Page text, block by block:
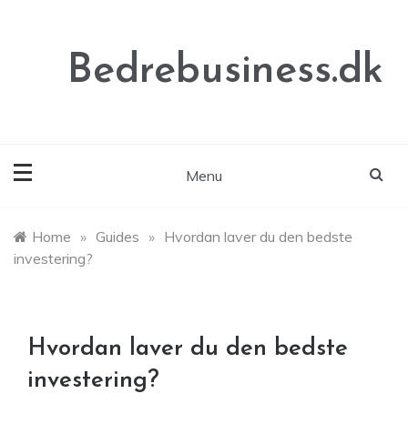
Bedrebusiness.dk
Menu
Home » Guides » Hvordan laver du den bedste
investering?
Hvordan laver du den bedste
investering?